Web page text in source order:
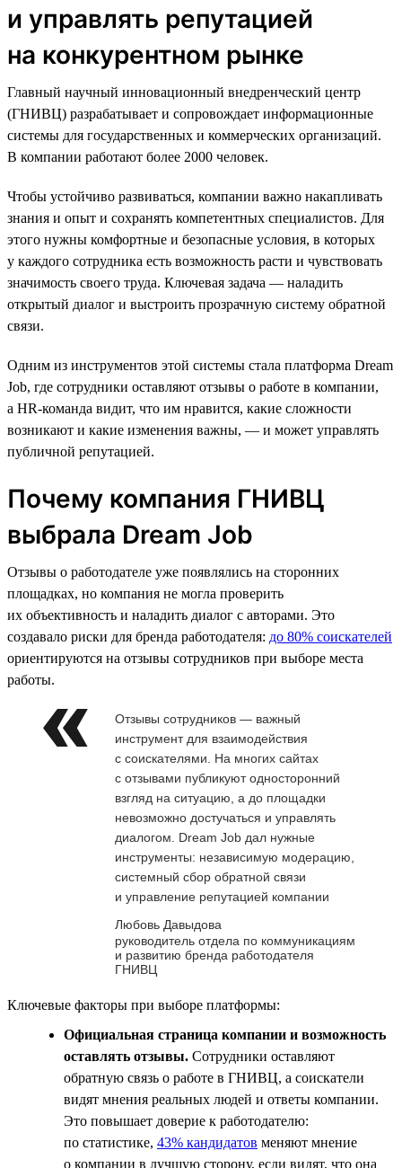
и управлять репутацией
на конкурентном рынке
Главный научный инновационный внедренческий центр
(ГНИВЦ) разрабатывает и сопровождает информационные
системы для государственных и коммерческих организаций.
В компании работают более 2000 человек.
Чтобы устойчиво развиваться, компании важно накапливать
знания и опыт и сохранять компетентных специалистов. Для
этого нужны комфортные и безопасные условия, в которых
у каждого сотрудника есть возможность расти и чувствовать
значимость своего труда. Ключевая задача — наладить
открытый диалог и выстроить прозрачную систему обратной
связи.
Одним из инструментов этой системы стала платформа Dream
Job, где сотрудники оставляют отзывы о работе в компании,
а HR-команда видит, что им нравится, какие сложности
возникают и какие изменения важны, — и может управлять
публичной репутацией.
Почему компания ГНИВЦ
выбрала Dream Job
Отзывы о работодателе уже появлялись на сторонних
площадках, но компания не могла проверить
их объективность и наладить диалог с авторами. Это
создавало риски для бренда работодателя: до 80% соискателей
ориентируются на отзывы сотрудников при выборе места
работы.
Отзывы сотрудников — важный
инструмент для взаимодействия
с соискателями. На многих сайтах
с отзывами публикуют односторонний
взгляд на ситуацию, а до площадки
невозможно достучаться и управлять
диалогом. Dream Job дал нужные
инструменты: независимую модерацию,
системный сбор обратной связи
и управление репутацией компании
Любовь Давыдова
руководитель отдела по коммуникациям
и развитию бренда работодателя
ГНИВЦ
Ключевые факторы при выборе платформы:
Официальная страница компании и возможность
оставлять отзывы. Сотрудники оставляют
обратную связь о работе в ГНИВЦ, а соискатели
видят мнения реальных людей и ответы компании.
Это повышает доверие к работодателю:
по статистике, 43% кандидатов меняют мнение
о компании в лучшую сторону, если видят, что она